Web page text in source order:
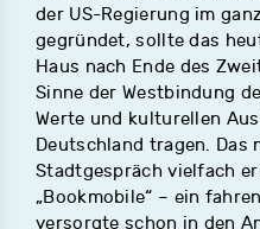
der US-Regierung im
gegründet, sollte das
Haus nach Ende des
Sinne der Westbindung
Werte und kulturellen
Deutschland tragen. Das
Stadtgespräch vielfach
„Bookmobile“ – ein
versorgte schon in den